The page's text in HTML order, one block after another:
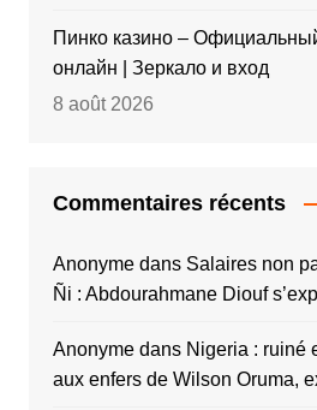
Пинко казино –
онлайн | Зеркало и вход
8 août 2026
Commentaires récents
Anonymedans Salaires non
Ñi : Abdourahmane Diouf
Anonymedans Nigeria : ruiné
aux enfers de Wilson Oruma,